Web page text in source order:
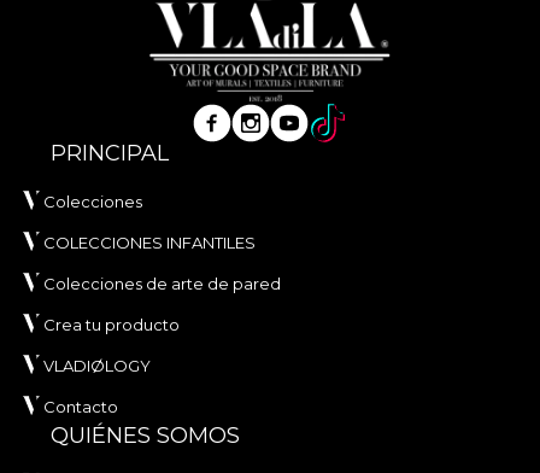
PRINCIPAL
Colecciones
COLECCIONES INFANTILES
Colecciones de arte de pared
Crea tu producto
VLADIØLOGY
Contacto
QUIÉNES SOMOS